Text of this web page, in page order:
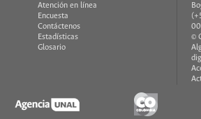
Atención en línea
Encuesta
Contáctenos
Estadísticas
Glosario
©